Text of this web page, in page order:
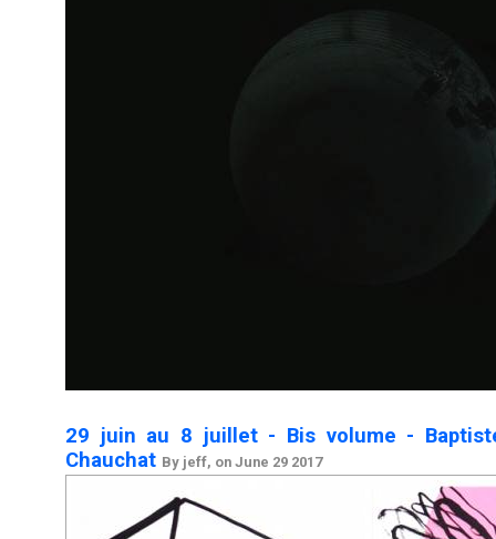
29 juin au 8 juillet - Bis volume -
Chauchat By jeff, on June 29 2017